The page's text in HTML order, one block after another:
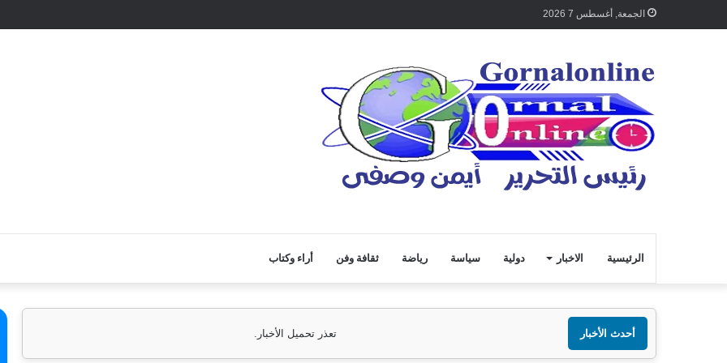
الجمعة, أغسطس 7 2026
الرئيسية الاخبار دولية سياسة رياضة ثقافة وفن أراء وكتاب
أحدث الأخبار تعذر تحميل الأخبار.